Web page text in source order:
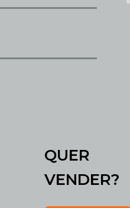
QUER
VENDER?